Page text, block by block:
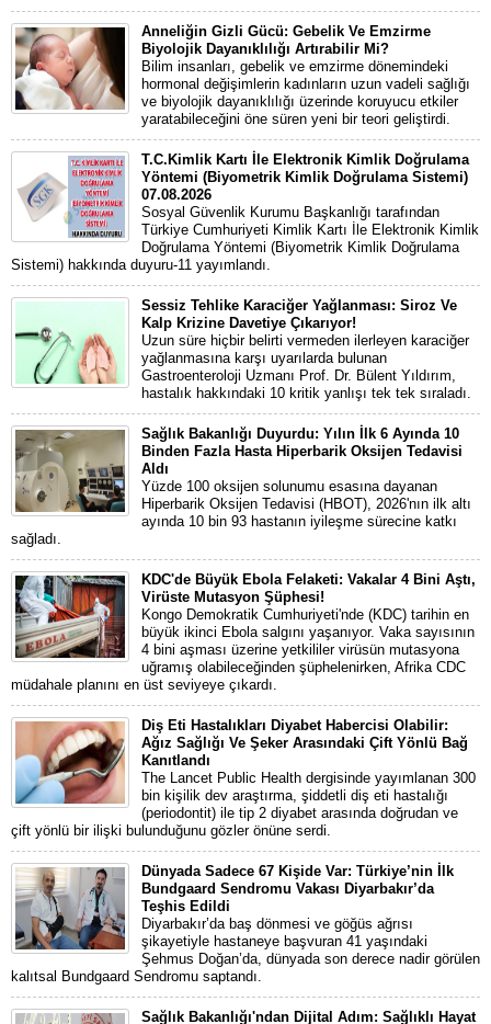
Anneliğin Gizli Gücü: Gebelik Ve Emzirme
Biyolojik Dayanıklılığı Artırabilir Mi?
Bilim insanları, gebelik ve emzirme dönemindeki
hormonal değişimlerin kadınların uzun vadeli sağlığı
ve biyolojik dayanıklılığı üzerinde koruyucu etkiler
yaratabileceğini öne süren yeni bir teori geliştirdi.
T.C.Kimlik Kartı İle Elektronik Kimlik Doğrulama
Yöntemi (Biyometrik Kimlik Doğrulama Sistemi)
07.08.2026
Sosyal Güvenlik Kurumu Başkanlığı tarafından
Türkiye Cumhuriyeti Kimlik Kartı İle Elektronik Kimlik
Doğrulama Yöntemi (Biyometrik Kimlik Doğrulama
Sistemi) hakkında duyuru-11 yayımlandı.
Sessiz Tehlike Karaciğer Yağlanması: Siroz Ve
Kalp Krizine Davetiye Çıkarıyor!
Uzun süre hiçbir belirti vermeden ilerleyen karaciğer
yağlanmasına karşı uyarılarda bulunan
Gastroenteroloji Uzmanı Prof. Dr. Bülent Yıldırım,
hastalık hakkındaki 10 kritik yanlışı tek tek sıraladı.
Sağlık Bakanlığı Duyurdu: Yılın İlk 6 Ayında 10
Binden Fazla Hasta Hiperbarik Oksijen Tedavisi
Aldı
Yüzde 100 oksijen solunumu esasına dayanan
Hiperbarik Oksijen Tedavisi (HBOT), 2026'nın ilk altı
ayında 10 bin 93 hastanın iyileşme sürecine katkı
sağladı.
KDC'de Büyük Ebola Felaketi: Vakalar 4 Bini Aştı,
Virüste Mutasyon Şüphesi!
Kongo Demokratik Cumhuriyeti'nde (KDC) tarihin en
büyük ikinci Ebola salgını yaşanıyor. Vaka sayısının
4 bini aşması üzerine yetkililer virüsün mutasyona
uğramış olabileceğinden şüphelenirken, Afrika CDC
müdahale planını en üst seviyeye çıkardı.
Diş Eti Hastalıkları Diyabet Habercisi Olabilir:
Ağız Sağlığı Ve Şeker Arasındaki Çift Yönlü Bağ
Kanıtlandı
The Lancet Public Health dergisinde yayımlanan 300
bin kişilik dev araştırma, şiddetli diş eti hastalığı
(periodontit) ile tip 2 diyabet arasında doğrudan ve
çift yönlü bir ilişki bulunduğunu gözler önüne serdi.
Dünyada Sadece 67 Kişide Var: Türkiye’nin İlk
Bundgaard Sendromu Vakası Diyarbakır’da
Teşhis Edildi
Diyarbakır’da baş dönmesi ve göğüs ağrısı
şikayetiyle hastaneye başvuran 41 yaşındaki
Şehmus Doğan’da, dünyada son derece nadir görülen
kalıtsal Bundgaard Sendromu saptandı.
Sağlık Bakanlığı'ndan Dijital Adım: Sağlıklı Hayat